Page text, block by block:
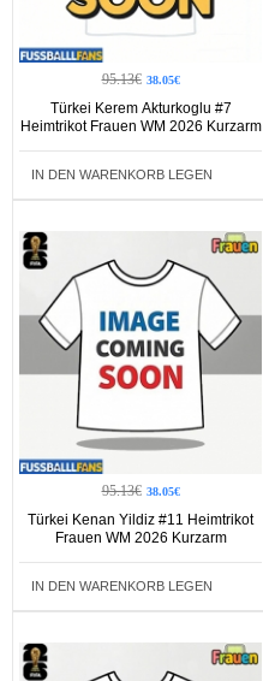
95.13€ 38.05€
Türkei Kerem Akturkoglu #7
Heimtrikot Frauen WM 2026 Kurzarm
IN DEN WARENKORB LEGEN
95.13€ 38.05€
Türkei Kenan Yildiz #11 Heimtrikot
Frauen WM 2026 Kurzarm
IN DEN WARENKORB LEGEN